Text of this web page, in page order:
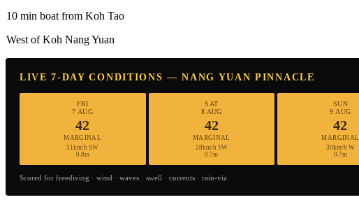
10 min boat from Koh Tao
West of Koh Nang Yuan
LIVE 7-DAY CONDITIONS — NANG YUAN PINNACLE
FRI
7 AUG
42
MARGINAL
31km/h SW
0.8m
SAT
8 AUG
42
MARGINAL
28km/h SW
0.7m
SUN
9 AUG
42
MARGINAL
30km/h W
0.7m
Scored for freediving · wind · waves · swell · currents · rain-viz